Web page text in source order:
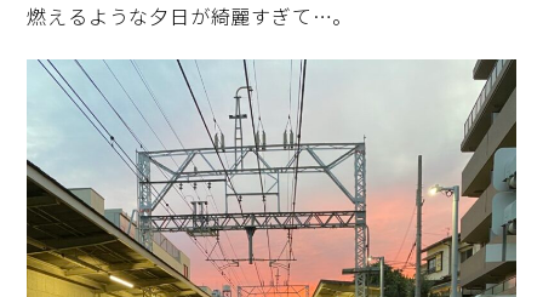
燃えるような夕日が綺麗すぎて…。